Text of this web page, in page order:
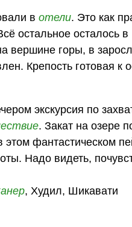
вотели. Это как
остальное осталось в
вершине горы, в
Крепость готовая к
экскурсия по
. Закат на озере
фантастическом
Надо видеть,
, Худил, Шикавати